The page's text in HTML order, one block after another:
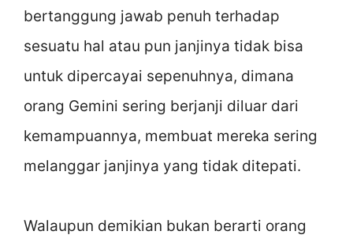
bertanggung jawab penuh terhadap
sesuatu hal atau pun janjinya tidak bisa
untuk dipercayai sepenuhnya, dimana
orang Gemini sering berjanji diluar dari
kemampuannya, membuat mereka sering
melanggar janjinya yang tidak ditepati.
Walaupun demikian bukan berarti orang